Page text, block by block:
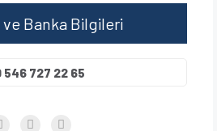
Banka Bilgileri
546 727 22 65